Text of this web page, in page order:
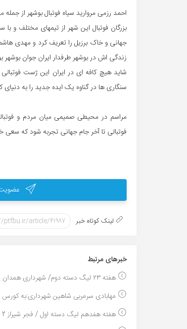
احمد رزمی مروارید سیاه فوتبال بوشهر از
بزرگان فوتبال این شهر از تیمهای مختلف و
جهانی و خاک برزیل را تعریف کرد و مهدی
زندگی اش در بوشهر طرفدار ایران جوان بوشهر
شاید هیچ کافه ای در ایران این ژست
سنگاری ها در گناوه یک ایده جدید را به
مراسم در محیطی صمیمی میان مردم و
فوتبالی تا آخر جام جهانی تجربه شود که
عضویت
لینک کوتاه خبر
خبر‌های مرتبط
هفته ۲۳ لیگ دسته دوم/ شهرداری همدان ۱ ایرانجوان ...
مهابادی سرمربی شاهین شهرداری:به کورس
هفته هفدهم لیگ دسته اول / فجر شیراز 2 پارس جنوبی...